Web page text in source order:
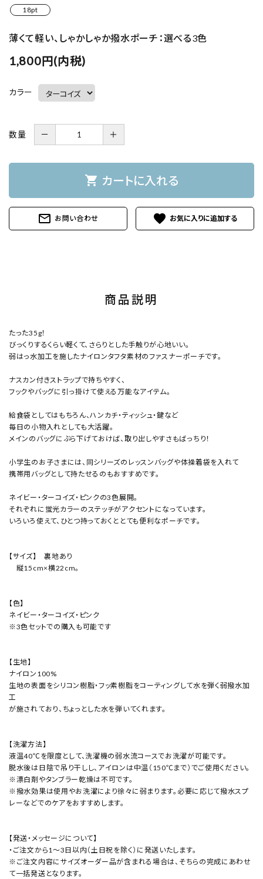
18pt
薄くて軽い、しゃかしゃか撥水ポーチ：選べる3色
1,800円(内税)
カラー
数量 － ＋
shopping_cart カートに入れる
mail_outline お問い合わせ favorite
商品説明
たった35g！
びっくりするくらい軽くて、さらりとした手触りが心地いい。
弱はっ水加工を施したナイロンタフタ素材のファスナーポーチです。
ナスカン付きストラップで持ちやすく、
フックやバッグに引っ掛けて使える万能なアイテム。
給食袋としてはもちろん、ハンカチ・ティッシュ・鍵など
毎日の小物入れとしても大活躍。
メインのバッグにぶら下げておけば、取り出しやすさもばっちり！
小学生のお子さまには、同シリーズのレッスンバッグや体操着袋を入れて
携帯用バッグとして持たせるのもおすすめです。
ネイビー・ターコイズ・ピンクの3色展開。
それぞれに蛍光カラーのステッチがアクセントになっています。
いろいろ使えて、ひとつ持っておくととても便利なポーチです。
【サイズ】 裏地あり
縦15cm×横22cm。
【色】
ネイビー・ターコイズ・ピンク
※3色セットでの購入も可能です
【生地】
ナイロン100%
生地の表面をシリコン樹脂・フッ素樹脂をコーティングして水を弾く弱撥水加
工
が施されており、ちょっとした水を弾いてくれます。
【洗濯方法】
液温40℃を限度として、洗濯機の弱水流コースでお洗濯が可能です。
脱水後は日陰で吊り干しし、アイロンは中温（150℃まで）でご使用ください。
※漂白剤やタンブラー乾燥は不可です。
※撥水効果は使用やお洗濯により徐々に弱まります。必要に応じて撥水スプ
レーなどでのケアをおすすめします。
【発送・メッセージについて】
・ご注文から1～3日以内（土日祝を除く）に発送いたします。
※ご注文内容にサイズオーダー品が含まれる場合は、そちらの完成にあわせ
て一括発送となります。